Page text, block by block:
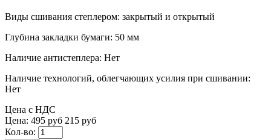
Виды сшивания степлером: закрытый и открытый
Глубина закладки бумаги: 50 мм
Наличие антистеплера: Нет
Наличие технологий, облегчающих усилия при сшивании:
Нет
Цена с НДС
Цена: 495 руб 215 руб
Кол-во: